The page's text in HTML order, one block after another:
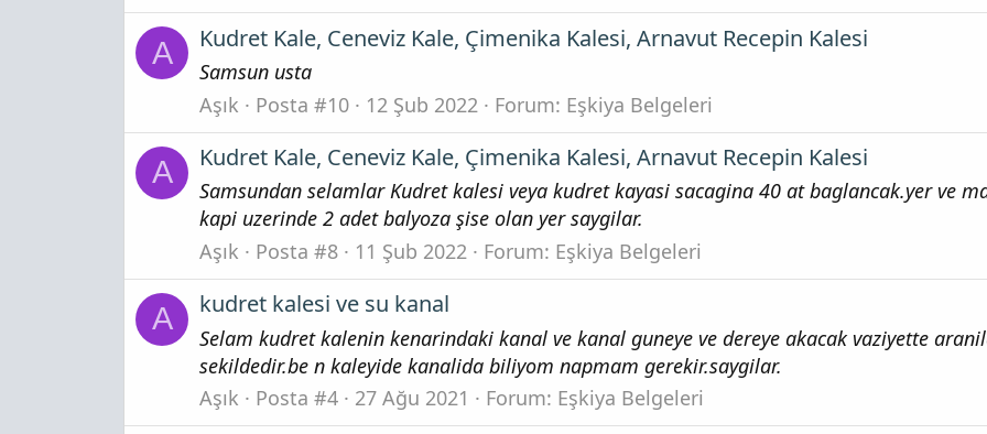
A Kudret Kale, Ceneviz Kale, Çimenika Kalesi, Arnavut Recepin Kalesi
Samsun usta
Aşık
Posta #10 12 Şub 2022 Forum: Eşkiya Belgeleri
A Kudret Kale, Ceneviz Kale, Çimenika Kalesi, Arnavut Recepin Kalesi
Samsundan selamlar Kudret kalesi veya kudret kayasi sacagina 40 at baglancak.yer ve
kapi uzerinde 2 adet balyoza şise olan yer saygilar.
Aşık
Posta #8 11 Şub 2022 Forum: Eşkiya Belgeleri
A kudret kalesi ve su kanal
Selam kudret kalenin kenarindaki kanal ve kanal guneye ve dereye akacak vaziyette
sekildedir.be n kaleyide kanalida biliyom napmam gerekir.saygilar.
Aşık
Posta #4 27 Ağu 2021 Forum: Eşkiya Belgeleri